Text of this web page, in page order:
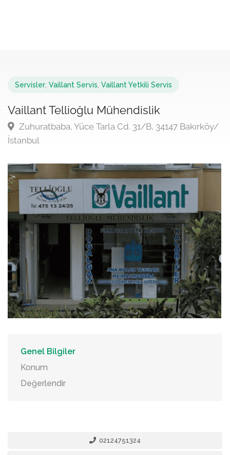
Servisler Vaillant Servis Vaillant Yetkili Servis
Vaillant Tellioğlu Mühendislik
Zuhuratbaba, Yüce Tarla Cd. 31/B, 34147 Bakırköy/
İstanbul
Genel Bilgiler
Konum
Değerlendir
02124751324